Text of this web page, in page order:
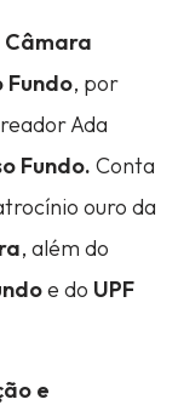
Câmara
Fundo, por
Ada
Fundo. Conta
ouro da
, além do
e do UPF
e